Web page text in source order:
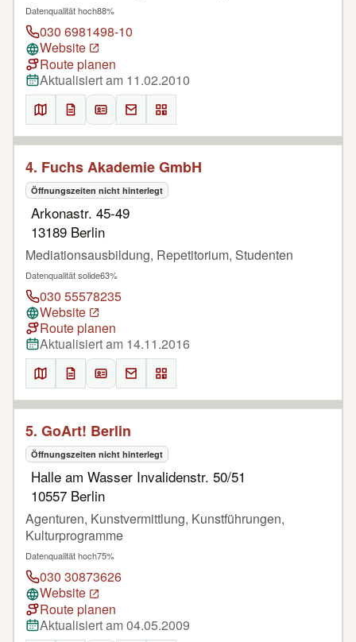
Datenqualität hoch88%
030 6981498-10
Website
Route planen
Aktualisiert am 11.02.2010
4. Fuchs Akademie GmbH
Öffnungszeiten nicht hinterlegt
Arkonastr. 45-49
13189 Berlin
Mediationsausbildung, Repetitorium, Studenten
Datenqualität solide63%
030 55578235
Website
Route planen
Aktualisiert am 14.11.2016
5. GoArt! Berlin
Öffnungszeiten nicht hinterlegt
Halle am Wasser Invalidenstr. 50/51
10557 Berlin
Agenturen, Kunstvermittlung, Kunstführungen,
Kulturprogramme
Datenqualität hoch75%
030 30873626
Website
Route planen
Aktualisiert am 04.05.2009